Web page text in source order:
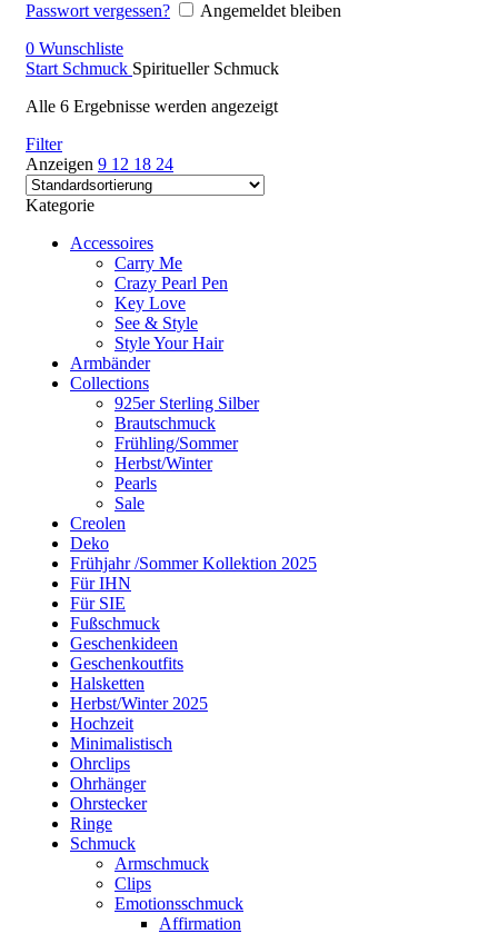
Passwort vergessen?
Angemeldet bleiben
0 Wunschliste
Start Schmuck Spiritueller Schmuck
Alle 6 Ergebnisse werden angezeigt
Filter
Anzeigen 9 12 18 24
Kategorie
Accessoires
Carry Me
Crazy Pearl Pen
Key Love
See & Style
Style Your Hair
Armbänder
Collections
925er Sterling Silber
Brautschmuck
Frühling/Sommer
Herbst/Winter
Pearls
Sale
Creolen
Deko
Frühjahr /Sommer Kollektion 2025
Für IHN
Für SIE
Fußschmuck
Geschenkideen
Geschenkoutfits
Halsketten
Herbst/Winter 2025
Hochzeit
Minimalistisch
Ohrclips
Ohrhänger
Ohrstecker
Ringe
Schmuck
Armschmuck
Clips
Emotionsschmuck
Affirmation